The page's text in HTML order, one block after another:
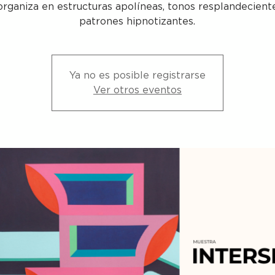
en estructuras apolíneas, tonos
patrones hipnotizantes.
Ya no es posible registrarse
Ver otros eventos